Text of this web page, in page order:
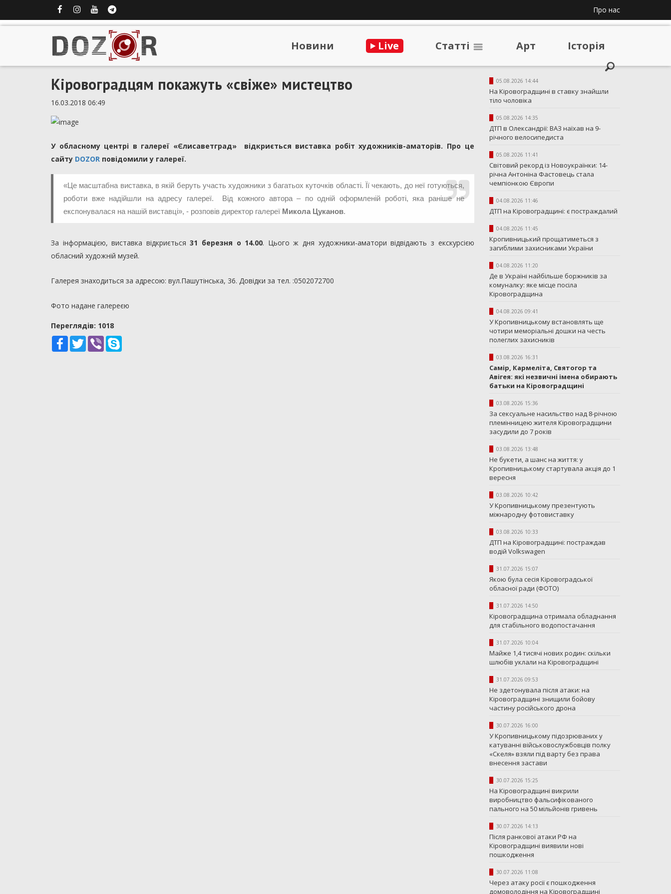
Про нас
Новини Live Статтi Арт Iсторiя
Кіровоградцям покажуть «свіже» мистецтво
16.03.2018 06:49
У обласному центрі в галереї «Єлисаветград» відкриється виставка робіт художників-аматорів. Про це
сайту DOZOR повідомили у галереї.
«Це масштабна виставка, в якій беруть участь художники з багатьох куточків області. Її чекають, до неї готуються,
роботи вже надійшли на адресу галереї. Від кожного автора – по одній оформленій роботі, яка раніше не
експонувалася на нашій виставці», - розповів директор галереї Микола Цуканов.
За інформацією, виставка відкриється31 березня о 14.00. Цього ж дня художники-аматори відвідають з екскурсією
обласний художній музей.
Галерея знаходиться за адресою: вул.Пашутінська, 36. Довідки за тел. :0502072700
Фото надане галереєю
Переглядiв: 1018
Facebook
TwitterViber
05.08.2026 14:44
На Кіровоградщині в ставку знайшли
тіло чоловіка
05.08.2026 14:35
ДТП в Олександрії: ВАЗ наїхав на 9-
річного велосипедиста
05.08.2026 11:41
Світовий рекорд із Новоукраїнки: 14-
річна Антоніна Фастовець стала
чемпіонкою Європи
04.08.2026 11:46
ДТП на Кіровоградщині: є постраждалий
04.08.2026 11:45
Кропивницький прощатиметься з
загиблими захисниками України
04.08.2026 11:20
Де в Україні найбільше боржників за
комуналку: яке місце посіла
Кіровоградщина
04.08.2026 09:41
У Кропивницькому встановлять ще
чотири меморіальні дошки на честь
полеглих захисників
03.08.2026 16:31
Самір, Кармеліта, Святогор та
Авігея: які незвичні імена обирають
батьки на Кіровоградщині
03.08.2026 15:36
За сексуальне насильство над 8-річною
племінницею жителя Кіровоградщини
засудили до 7 років
03.08.2026 13:48
Не букети, а шанс на життя: у
Кропивницькому стартувала акція до 1
вересня
03.08.2026 10:42
У Кропивницькому презентують
міжнародну фотовиставку
03.08.2026 10:33
ДТП на Кіровоградщині: постраждав
водій Volkswagen
31.07.2026 15:07
Якою була сесія Кіровоградської
обласної ради (ФОТО)
31.07.2026 14:50
Кіровоградщина отримала обладнання
для стабільного водопостачання
31.07.2026 10:04
Майже 1,4 тисячі нових родин: скільки
шлюбів уклали на Кіровоградщині
31.07.2026 09:53
Не здетонувала після атаки: на
Кіровоградщині знищили бойову
частину російського дрона
30.07.2026 16:00
У Кропивницькому підозрюваних у
катуванні військовослужбовців полку
«Скеля» взяли під варту без права
внесення застави
30.07.2026 15:25
На Кіровоградщині викрили
виробництво фальсифікованого
пального на 50 мільйонів гривень
30.07.2026 14:13
Після ранкової атаки РФ на
Кіровоградщині виявили нові
пошкодження
30.07.2026 11:08
Через атаку росії є пошкодження
домоволодіння на Кіровоградщині